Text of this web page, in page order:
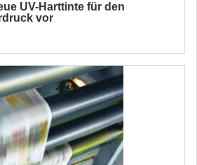
UV-Harttinte für den
vor